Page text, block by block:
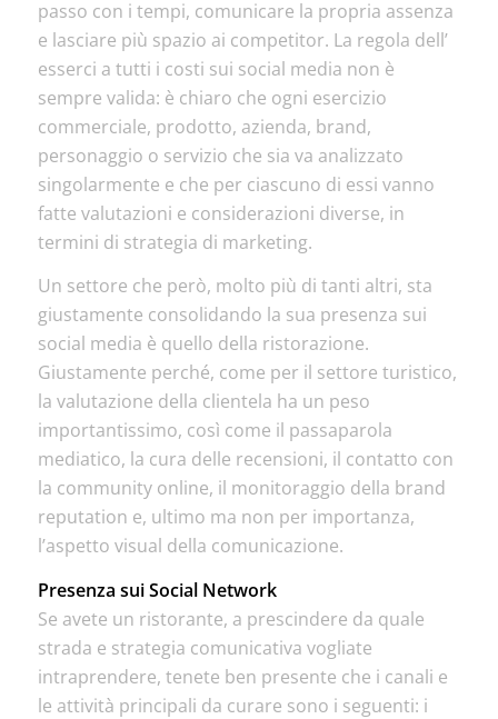
passo con i tempi, comunicare la propria assenza
e lasciare più spazio ai competitor. La regola dell’
esserci a tutti i costi sui social media non è
sempre valida: è chiaro che ogni esercizio
commerciale, prodotto, azienda, brand,
personaggio o servizio che sia va analizzato
singolarmente e che per ciascuno di essi vanno
fatte valutazioni e considerazioni diverse, in
termini di strategia di marketing.
Un settore che però, molto più di tanti altri, sta
giustamente consolidando la sua presenza sui
social media è quello della ristorazione.
Giustamente perché, come per il settore turistico,
la valutazione della clientela ha un peso
importantissimo, così come il passaparola
mediatico, la cura delle recensioni, il contatto con
la community online, il monitoraggio della brand
reputation e, ultimo ma non per importanza,
l’aspetto visual della comunicazione.
Presenza sui Social Network
Se avete un ristorante, a prescindere da quale
strada e strategia comunicativa vogliate
intraprendere, tenete ben presente che i canali e
le attività principali da curare sono i seguenti: i